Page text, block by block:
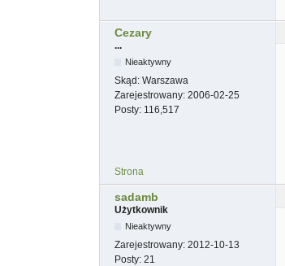
Cezary
...
Nieaktywny
Skąd: Warszawa
Zarejestrowany: 2006-02-25
Posty: 116,517
Strona
sadamb
Użytkownik
Nieaktywny
Zarejestrowany: 2012-10-13
Posty: 21